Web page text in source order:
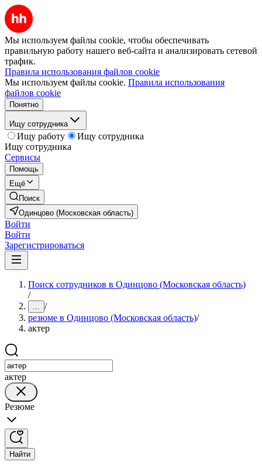
Мы используем файлы cookie, чтобы обеспечивать
правильную работу нашего веб-сайта и анализировать сетевой
трафик.
Правила использования файлов cookie
Мы используем файлы cookie. Правила использования
файлов cookie
Понятно
Ищу сотрудника
Ищу работу
Ищу сотрудника
Ищу сотрудника
Сервисы
Помощь
Ещё
Поиск
Одинцово (Московская область)
Войти
Войти
Зарегистрироваться
Поиск сотрудников в Одинцово (Московская область)
/
... /
резюме в Одинцово (Московская область)/
актер
актер
Резюме
Найти